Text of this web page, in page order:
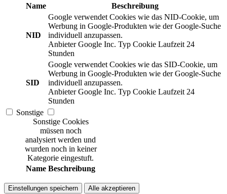
Name
Beschreibung
NID
Google verwendet Cookies wie das NID-Cookie, um
Werbung in Google-Produkten wie der Google-Suche
individuell anzupassen.
Anbieter Google Inc. Typ Cookie Laufzeit 24
Stunden
SID
Google verwendet Cookies wie das SID-Cookie, um
Werbung in Google-Produkten wie der Google-Suche
individuell anzupassen.
Anbieter Google Inc. Typ Cookie Laufzeit 24
Stunden
Sonstige
Sonstige Cookies
müssen noch
analysiert werden und
wurden noch in keiner
Kategorie eingestuft.
Name Beschreibung
Einstellungen speichern Alle akzeptieren